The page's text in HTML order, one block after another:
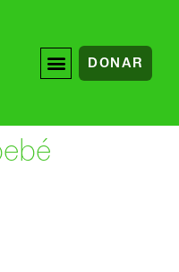
DONAR